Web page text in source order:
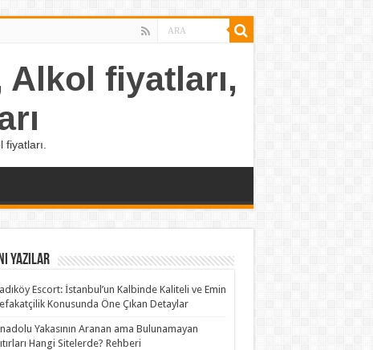
fiyatları,
Yazılar
Escort: İstanbul’un Kalbinde Kaliteli ve Emin
Konusunda Öne Çıkan Detaylar
Yakasının Aranan ama Bulunamayan
Hangi Sitelerde? Rehberi